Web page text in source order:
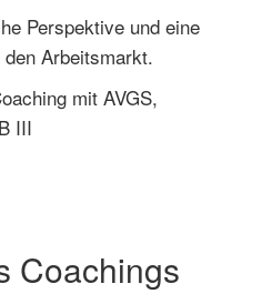
Perspektive und eine
Arbeitsmarkt.
mit AVGS,
III
Coachings